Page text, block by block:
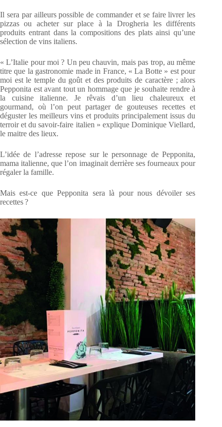
Il sera par ailleurs possible de commander et se faire livrer les
pizzas ou acheter sur place à la Drogheria les différents
produits entrant dans la compositions des plats ainsi qu’une
sélection de vins italiens.
« L’Italie pour moi ? Un peu chauvin, mais pas trop, au même
titre que la gastronomie made in France, « La Botte » est pour
moi est le temple du goût et des produits de caractère ; alors
Pepponita est avant tout un hommage que je souhaite rendre à
la cuisine italienne. Je rêvais d’un lieu chaleureux et
gourmand, où l’on peut partager de gouteuses recettes et
déguster les meilleurs vins et produits principalement issus du
terroir et du savoir-faire italien » explique Dominique Viellard,
le maitre des lieux.
L’idée de l’adresse repose sur le personnage de Pepponita,
mama italienne, que l’on imaginait derrière ses fourneaux pour
régaler la famille.
Mais est-ce que Pepponita sera là pour nous dévoiler ses
recettes ?